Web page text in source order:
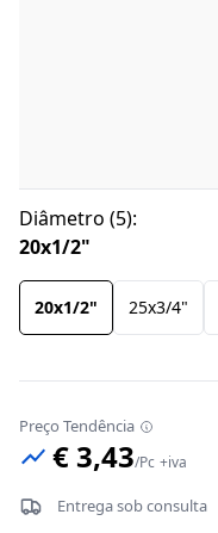
Diâmetro (5):
20x1/2"
20x1/2" 25x3/4"
Preço Tendência
€ 3,43/Pc +iva
Entrega sob consulta